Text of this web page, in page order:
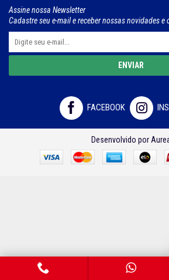
Assine nossa Newsletter
Cadastre seu e-mail e receber nossas novidades e
ENVIAR
FACEBOOK
Desenvolvido por